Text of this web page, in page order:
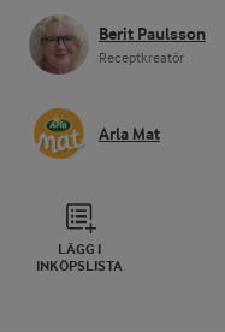
Berit Paulsson
Receptkreatör
Arla Mat
LÄGG I
INKÖPSLISTA